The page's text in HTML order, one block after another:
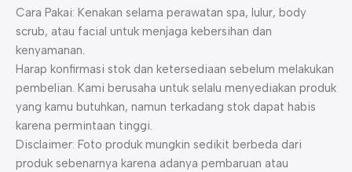
Cara Pakai: Kenakan selama perawatan spa, lulur, body
scrub, atau facial untuk menjaga kebersihan dan
kenyamanan.
Harap konfirmasi stok dan ketersediaan sebelum melakukan
pembelian. Kami berusaha untuk selalu menyediakan produk
yang kamu butuhkan, namun terkadang stok dapat habis
karena permintaan tinggi.
Disclaimer: Foto produk mungkin sedikit berbeda dari
produk sebenarnya karena adanya pembaruan atau